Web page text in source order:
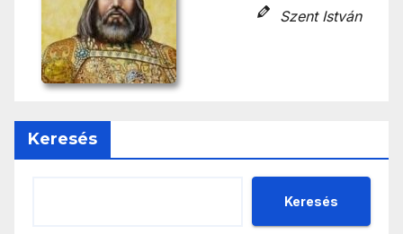
Szent István
Keresés
Keresés